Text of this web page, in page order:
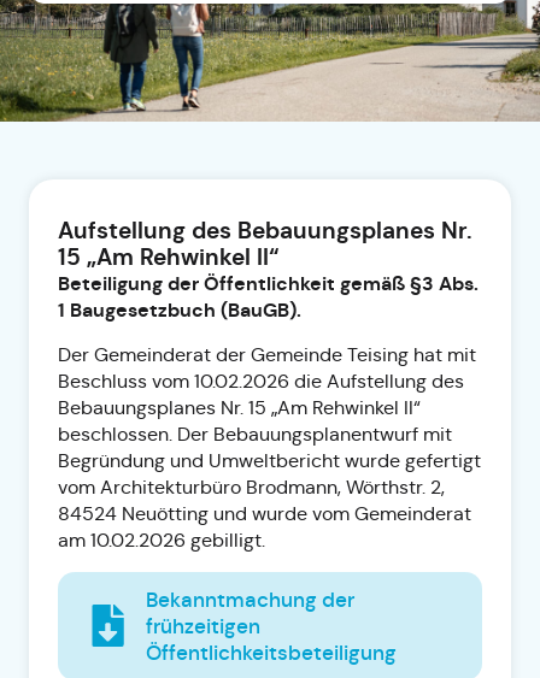
Aufstellung des Bebauungsplanes Nr.
15 „Am Rehwinkel II“
Beteiligung der Öffentlichkeit gemäß §3 Abs.
1 Baugesetzbuch (BauGB).
Der Gemeinderat der Gemeinde Teising hat mit
Beschluss vom 10.02.2026 die Aufstellung des
Bebauungsplanes Nr. 15 „Am Rehwinkel II“
beschlossen. Der Bebauungsplanentwurf mit
Begründung und Umweltbericht wurde gefertigt
vom Architekturbüro Brodmann, Wörthstr. 2,
84524 Neuötting und wurde vom Gemeinderat
am 10.02.2026 gebilligt.
Bekanntmachung der
frühzeitigen
Öffentlichkeitsbeteiligung